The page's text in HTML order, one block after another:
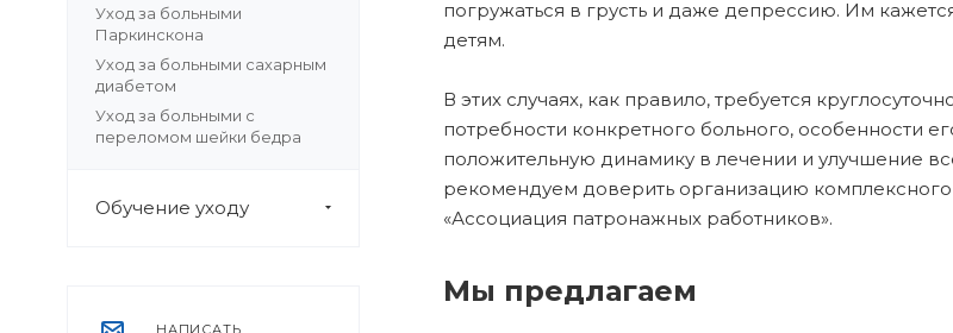
Уход за больными
Паркинскона
Уход за больными сахарным
диабетом
Уход за больными с
переломом шейки бедра
Обучение уходу
НАПИСАТЬ
погружаться в грусть и даже депрессию. Им
детям.
В этих случаях, как правило, требуется
потребности конкретного больного, особенности
положительную динамику в лечении и улучшение
рекомендуем доверить организацию
«Ассоциация патронажных работников».
Мы предлагаем